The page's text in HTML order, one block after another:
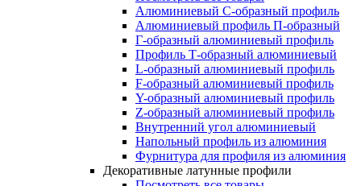
Алюминиевый С-образный профиль
Алюминиевый профиль П-образный
Г-образный алюминиевый профиль
Профиль Т-образный алюминиевый
L-образный алюминиевый профиль
F-образный алюминиевый профиль
Y-образный алюминиевый профиль
Z-образный алюминиевый профиль
Внутренний угол алюминиевый
Напольный профиль из алюминия
Фурнитура для профиля из алюминия
Декоративные латунные профили